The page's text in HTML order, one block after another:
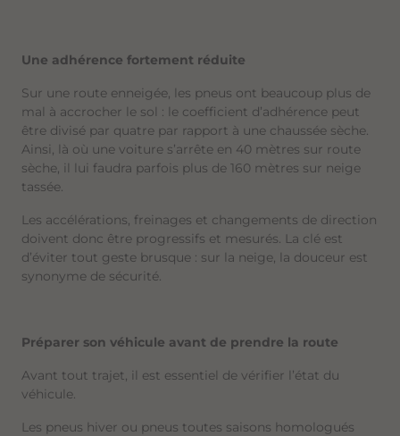
Une adhérence fortement réduite
Sur une route enneigée, les pneus ont beaucoup plus de
mal à accrocher le sol : le coefficient d’adhérence peut
être divisé par quatre par rapport à une chaussée sèche.
Ainsi, là où une voiture s’arrête en 40 mètres sur route
sèche, il lui faudra parfois plus de 160 mètres sur neige
tassée.
Les accélérations, freinages et changements de direction
doivent donc être progressifs et mesurés. La clé est
d’éviter tout geste brusque : sur la neige, la douceur est
synonyme de sécurité.
Préparer son véhicule avant de prendre la route
Avant tout trajet, il est essentiel de vérifier l’état du
véhicule.
Les pneus hiver ou pneus toutes saisons homologués